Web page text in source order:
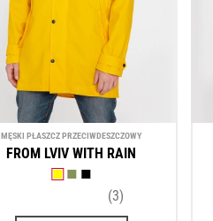
MĘSKI PŁASZCZ PRZECIWDESZCZOWY
FROM LVIV WITH RAIN
(3)